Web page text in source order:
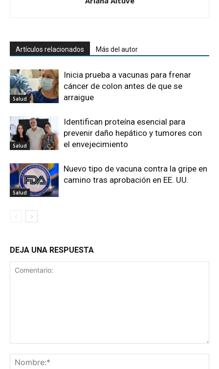
Artículos relacionados Más del autor
Salud
Inicia prueba a vacunas para frenar
cáncer de colon antes de que se
arraigue
Salud
Identifican proteína esencial para
prevenir daño hepático y tumores con
el envejecimiento
Salud
Nuevo tipo de vacuna contra la gripe en
camino tras aprobación en EE. UU.
DEJA UNA RESPUESTA